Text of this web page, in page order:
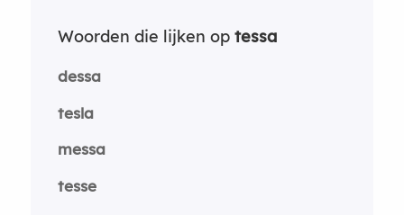
Woorden die lijken op tessa
dessa
tesla
messa
tesse